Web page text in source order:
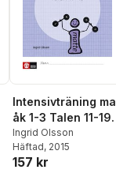
Intensivträning ma
åk 1-3 Talen 11-19
Elevhäfte
Ingrid Olsson
Häftad, 2015
157 kr